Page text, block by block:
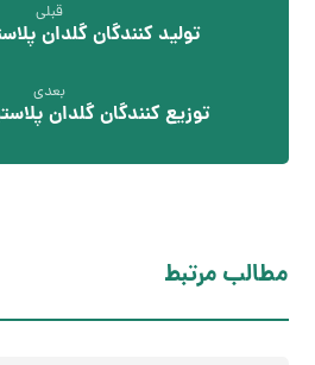
قبلی
تولید کنندگان گلدان
بعدی
توزیع کنندگان گلدان
مطالب مرتبط